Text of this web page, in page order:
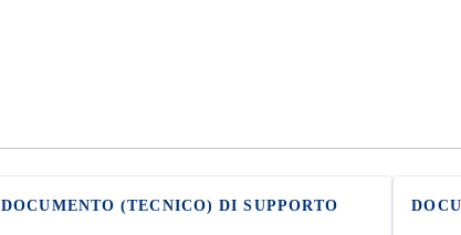
DOCUMENTO (TECNICO) DI SUPPORTO